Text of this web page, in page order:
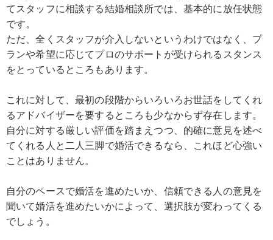
てスタッフに相談する結婚相談所では、基本的に放任状態
です。
ただ、全くスタッフが介入しないというわけではなく、プ
ランや希望に応じてプロのサポートが受けられるスタンス
をとっているところもあります。
これに対して、最初の段階からいろいろお世話をしてくれ
るアドバイザーを要するところも少なからず存在します。
自分に対する厳しい評価を踏まえつつ、的確に意見を述べ
てくれる人と二人三脚で婚活できるなら、これほど心強い
ことはありません。
自分のペースで婚活を進めたいか、信頼できる人の意見を
聞いて婚活を進めたいかによって、選択肢が変わってくる
でしょう。